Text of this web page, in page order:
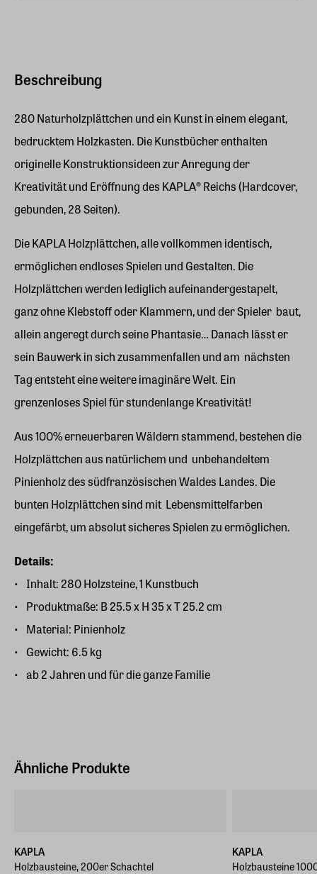
Beschreibung
280 Naturholzplättchen und ein Kunst in einem elegant,
bedrucktem Holzkasten. Die Kunstbücher enthalten
originelle Konstruktionsideen zur Anregung der
Kreativität und Eröffnung des KAPLA® Reichs (Hardcover,
gebunden, 28 Seiten).
Die KAPLA Holzplättchen, alle vollkommen identisch,
ermöglichen endloses Spielen und Gestalten. Die
Holzplättchen werden lediglich aufeinandergestapelt,
ganz ohne Klebstoff oder Klammern, und der Spieler baut,
allein angeregt durch seine Phantasie… Danach lässt er
sein Bauwerk in sich zusammenfallen und am nächsten
Tag entsteht eine weitere imaginäre Welt. Ein
grenzenloses Spiel für stundenlange Kreativität!
Aus 100% erneuerbaren Wäldern stammend, bestehen die
Holzplättchen aus natürlichem und unbehandeltem
Pinienholz des südfranzösischen Waldes Landes. Die
bunten Holzplättchen sind mit Lebensmittelfarben
eingefärbt, um absolut sicheres Spielen zu ermöglichen.
Details:
Inhalt: 280 Holzsteine, 1 Kunstbuch
Produktmaße: B 25.5 x H 35 x T 25.2 cm
Material: Pinienholz
Gewicht: 6.5 kg
ab 2 Jahren und für die ganze Familie
Ähnliche Produkte
KAPLA
Holzbausteine, 200er Schachtel
KAPLA
Holzbausteine